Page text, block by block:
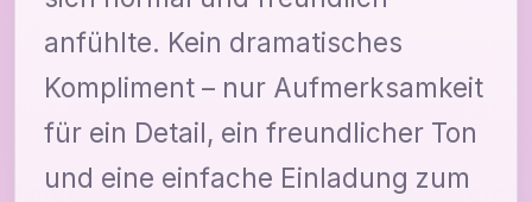
anfühlte. Kein dramatisches
Kompliment – nur Aufmerksamkeit
für ein Detail, ein freundlicher Ton
und eine einfache Einladung zum